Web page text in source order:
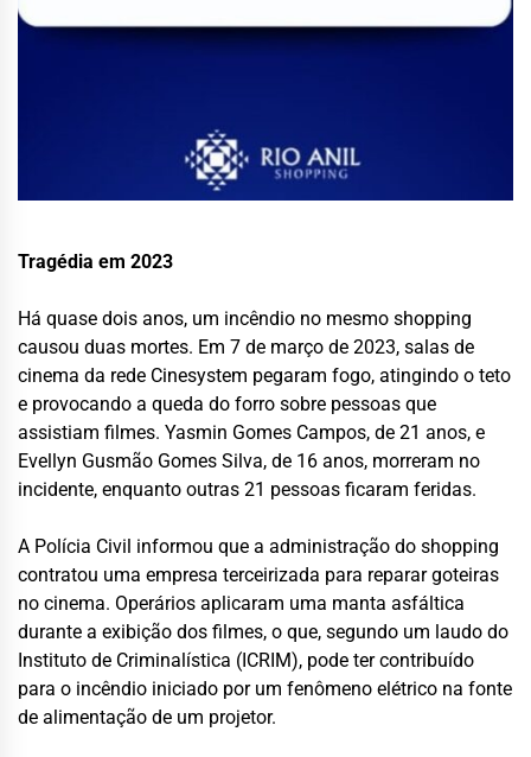
Tragédia em 2023
Há quase dois anos, um incêndio no mesmo shopping
causou duas mortes. Em 7 de março de 2023, salas de
cinema da rede Cinesystem pegaram fogo, atingindo o teto
e provocando a queda do forro sobre pessoas que
assistiam filmes. Yasmin Gomes Campos, de 21 anos, e
Evellyn Gusmão Gomes Silva, de 16 anos, morreram no
incidente, enquanto outras 21 pessoas ficaram feridas.
A Polícia Civil informou que a administração do shopping
contratou uma empresa terceirizada para reparar goteiras
no cinema. Operários aplicaram uma manta asfáltica
durante a exibição dos filmes, o que, segundo um laudo do
Instituto de Criminalística (ICRIM), pode ter contribuído
para o incêndio iniciado por um fenômeno elétrico na fonte
de alimentação de um projetor.